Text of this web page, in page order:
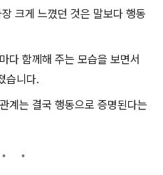
크게 느꼈던 것은 말보다 행동
다 함께해 주는 모습을 보면서
습니다.
계는 결국 행동으로 증명된다는